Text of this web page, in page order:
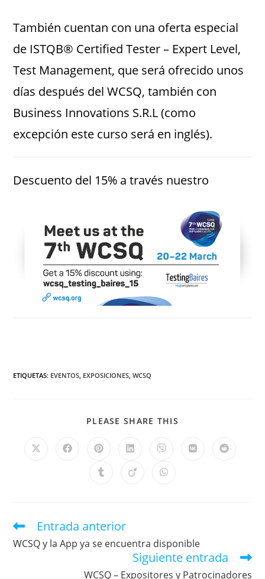
También cuentan con una oferta especial
de ISTQB® Certified Tester – Expert Level,
Test Management, que será ofrecido unos
días después del WCSQ, también con
Business Innovations S.R.L (como
excepción este curso será en inglés).
Descuento del 15% a través nuestro
ETIQUETAS: EVENTOS EXPOSICIONES WCSQ
PLEASE SHARE THIS
Entrada anterior
WCSQ y la App ya se encuentra disponible
Siguiente entrada
WCSQ – Expositores y Patrocinadores